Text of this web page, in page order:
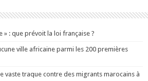
» : que prévoit la loi française ?
ville africaine parmi les 200 premières
vaste traque contre des migrants marocains à